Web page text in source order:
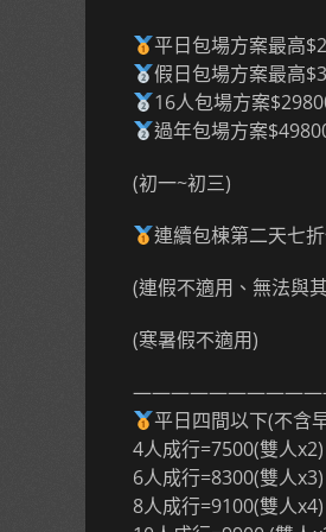
平日包場方案最高
假日包場方案最高
16人包場方案
過年包場方案
(初一~初三)
連續包棟第二天七
(連假不適用、無法與
(寒暑假不適用)
平日四間以下(不含
4人成行=7500(雙人x2)
6人成行=8300(雙人x3)
8人成行=9100(雙人x4)